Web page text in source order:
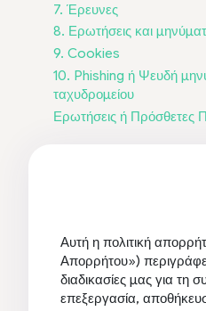
7. Έρευνες
8. Ερωτήσεις και
9. Cookies
10. Phishing ή Ψευδή
ταχυδρομείου
Ερωτήσεις ή Πρόσθετες
Αυτή η πολιτική
Απορρήτου») περιγράφει
διαδικασίες μας για τη
επεξεργασία,